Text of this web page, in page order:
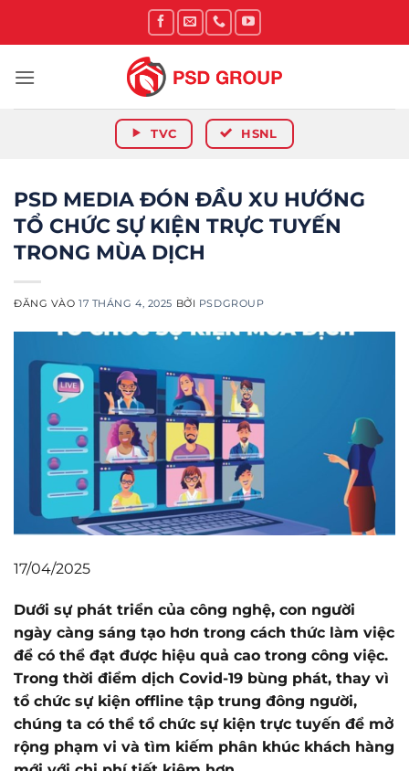
dung
TVC HSNL
PSD MEDIA ĐÓN ĐẦU XU HƯỚNG
TỔ CHỨC SỰ KIỆN TRỰC TUYẾN
TRONG MÙA DỊCH
ĐĂNG VÀO17 THÁNG 4, 2025 BỞI PSDGROUP
17/04/2025
Dưới sự phát triển của công nghệ, con người
ngày càng sáng tạo hơn trong cách thức làm việc
để có thể đạt được hiệu quả cao trong công việc.
Trong thời điểm dịch Covid-19 bùng phát, thay vì
tổ chức sự kiện offline tập trung đông người,
chúng ta có thể tổ chức sự kiện trực tuyến để mở
rộng phạm vi và tìm kiếm phân khúc khách hàng